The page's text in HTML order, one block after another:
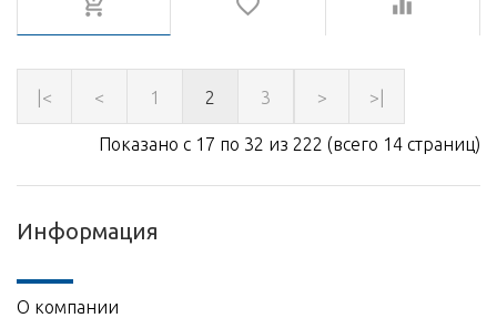
|< < 1 2 3 > >|
Показано с 17 по 32 из 222 (всего 14 страниц)
Информация
О компании